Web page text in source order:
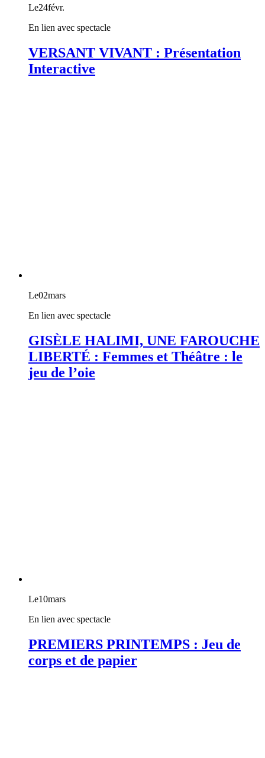
Le24févr.
En lien avec spectacle
VERSANT VIVANT : Présentation
Interactive
Le02mars
En lien avec spectacle
GISÈLE HALIMI, UNE FAROUCHE
LIBERTÉ : Femmes et Théâtre : le
jeu de l’oie
Le10mars
En lien avec spectacle
PREMIERS PRINTEMPS : Jeu de
corps et de papier